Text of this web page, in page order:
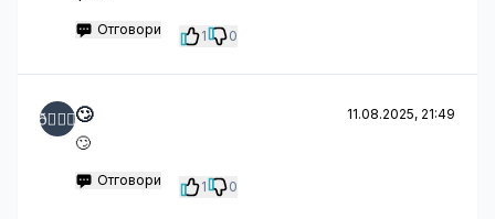
Отговори 1 0
🙄 11.08.2025, 21:49
🙄
Отговори 1 0